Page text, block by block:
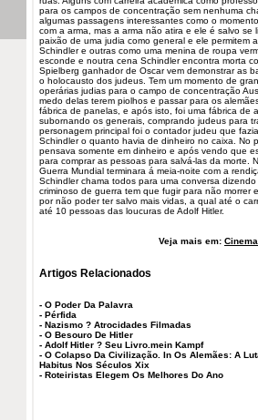
para os campos de concentração sem nenhuma
algumas passagens interessantes como o momento
com a arma, mas a arma não atira e ele é salvo se
paixão de uma judia como general e ele permitem
Schindler e outras como uma menina de roupa
esconde e noutra cena Schindler encontra morta
Spielberg ganhador de Oscar vem demonstrar as
o holocausto dos judeus. Tem um momento de
operárias judias para o campo de concentração
medo delas terem piolhos e passar para os
fábrica de panelas, e após isto, foi uma fábrica de
subornando os generais, comprando judeus para
personagem principal foi o contador judeu que
Schindler o quanto havia de dinheiro no caixa. No
pensava somente em dinheiro e após vendo que
para comprar as pessoas para salvá-las da morte.
Guerra Mundial terminara á meia-noite com a
Schindler chama todos para uma conversa
criminoso de guerra tem que fugir para não morrer
por não poder ter salvo mais vidas, a qual até o
até 10 pessoas das loucuras de Adolf Hitler.
Veja mais em:
Artigos Relacionados
- O Poder Da Palavra
- Pérfida
- Nazismo ? Atrocidades Filmadas
- O Besouro De Hitler
- Adolf Hitler ? Seu Livro.mein Kampf
- O Colapso Da Civilização. In Os Alemães: A
Habitus Nos Séculos Xix
- Roteiristas Elegem Os Melhores Do Ano